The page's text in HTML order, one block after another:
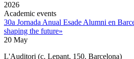
2026
Academic events
30a Jornada Anual Esade Alumni en
shaping the future»
20 May
L'Auditori (c. Lepant, 150. Barcelona)